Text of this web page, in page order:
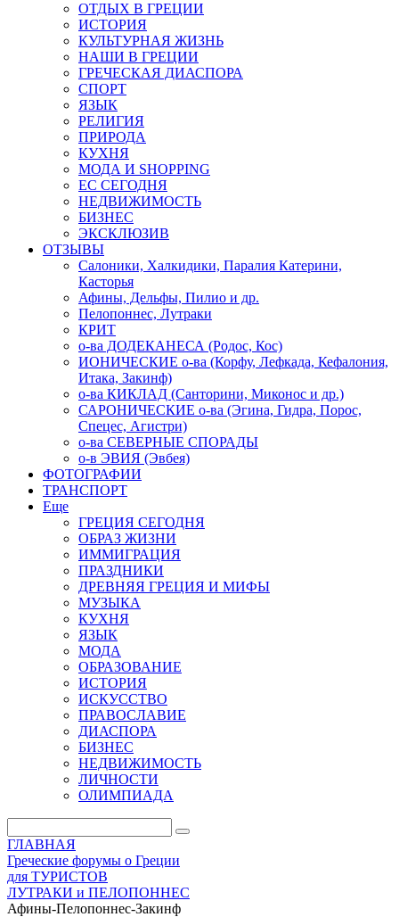
ОТДЫХ В ГРЕЦИИ
ИСТОРИЯ
КУЛЬТУРНАЯ ЖИЗНЬ
НАШИ В ГРЕЦИИ
ГРЕЧЕСКАЯ ДИАСПОРА
СПОРТ
ЯЗЫК
РЕЛИГИЯ
ПРИРОДА
КУХНЯ
МОДА И SHOPPING
ЕС СЕГОДНЯ
НЕДВИЖИМОСТЬ
БИЗНЕС
ЭКСКЛЮЗИВ
ОТЗЫВЫ
Салоники, Халкидики, Паралия Катерини,
Касторья
Афины, Дельфы, Пилио и др.
Пелопоннес, Лутраки
КРИТ
о-ва ДОДЕКАНЕСА (Родос, Кос)
ИОНИЧЕСКИЕ о-ва (Корфу, Лефкада, Кефалония,
Итака, Закинф)
о-ва КИКЛАД (Санторини, Миконос и др.)
САРОНИЧЕСКИЕ о-ва (Эгина, Гидра, Порос,
Спецес, Агистри)
о-ва СЕВЕРНЫЕ СПОРАДЫ
о-в ЭВИЯ (Эвбея)
ФОТОГРАФИИ
ТРАНСПОРТ
Еще
ГРЕЦИЯ СЕГОДНЯ
ОБРАЗ ЖИЗНИ
ИММИГРАЦИЯ
ПРАЗДНИКИ
ДРЕВНЯЯ ГРЕЦИЯ И МИФЫ
МУЗЫКА
КУХНЯ
ЯЗЫК
МОДА
ОБРАЗОВАНИЕ
ИСТОРИЯ
ИСКУССТВО
ПРАВОСЛАВИЕ
ДИАСПОРА
БИЗНЕС
НЕДВИЖИМОСТЬ
ЛИЧНОСТИ
ОЛИМПИАДА
ГЛАВНАЯ
Греческие форумы о Греции
для ТУРИСТОВ
ЛУТРАКИ и ПЕЛОПОННЕС
Афины-Пелопоннес-Закинф